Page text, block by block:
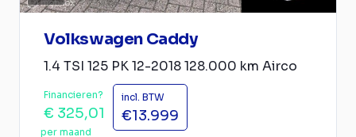
Volkswagen Caddy
1.4 TSI 125 PK 12-2018 128.000 km Airco
Financieren?
€ 325,01
per maand
incl. BTW
€13.999